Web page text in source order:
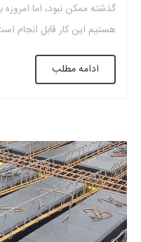
گذشته ممکن نبود، اما
هستیم این کار قابل انجام
دارد که می‌توان از آنها کمک
شود. برای اینکه این
ادامه مطلب